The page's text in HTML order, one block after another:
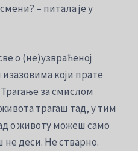
– питала је у
о (не)узвраћеној
који прате
Трагање за смислом
трагаш тад, у тим
о животу можеш само
не деси. Не стварно.